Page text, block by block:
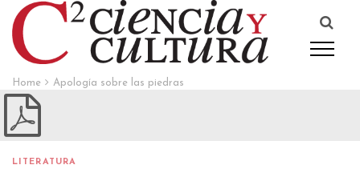
Home Apología sobre las piedras
LITERATURA